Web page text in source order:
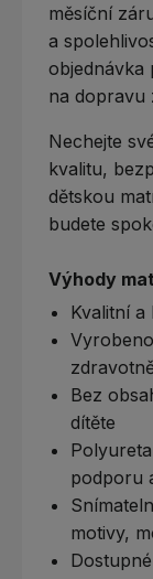
měsíční
a
objednávka
na dopravu
Nechejte
kvalitu,
dětskou
budete
Výhody
Kvalitní a
Bez
dítěte
podporu
motivy,